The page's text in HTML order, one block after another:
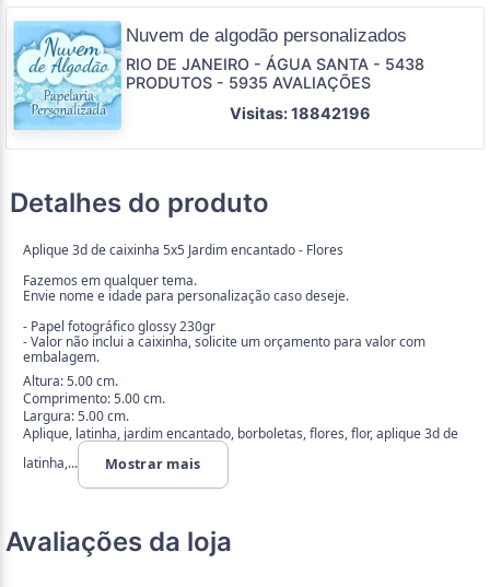
Nuvem de algodão personalizados
RIO DE JANEIRO - ÁGUA SANTA - 5438
PRODUTOS - 5935 AVALIAÇÕES
Visitas: 18842196
Detalhes do produto
Aplique 3d de caixinha 5x5 Jardim encantado - Flores
Fazemos em qualquer tema.
Envie nome e idade para personalização caso deseje.
- Papel fotográfico glossy 230gr
- Valor não inclui a caixinha, solicite um orçamento para valor com
embalagem.
Altura: 5.00 cm.
Comprimento: 5.00 cm.
Largura: 5.00 cm.
Aplique, latinha, jardim encantado, borboletas, flores, flor, aplique 3d de
latinha,...
Mostrar mais
Avaliações da loja